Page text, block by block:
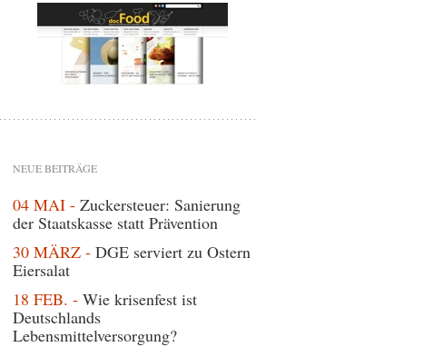
NEUE BEITRÄGE
04 MAI - Zuckersteuer: Sanierung
der Staatskasse statt Prävention
30 MÄRZ - DGE serviert zu Ostern
Eiersalat
18 FEB. - Wie krisenfest ist
Deutschlands
Lebensmittelversorgung?